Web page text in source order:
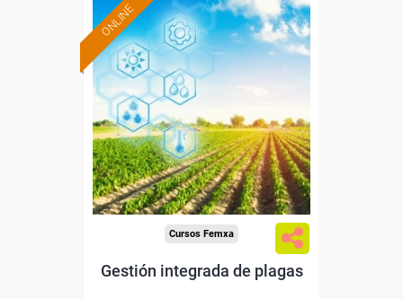
ONLINE
Formación 100%
subvencionada.
Para desempleados,
trabajadores y autónomos.
Sector
-Agricultura y Ganadería.
Cursos Femxa
Gestión integrada de plagas